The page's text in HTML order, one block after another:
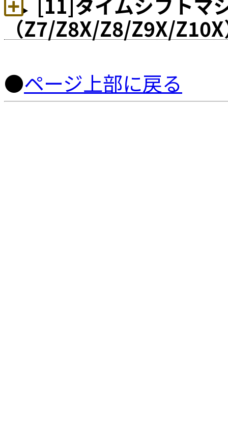
（Z7/Z8X/Z8/Z9X/
●ページ上部に戻る